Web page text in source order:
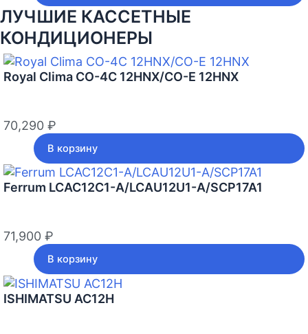
ЛУЧШИЕ КАССЕТНЫЕ
КОНДИЦИОНЕРЫ
Royal Clima CO-4C 12HNX/CO-E 12HNX
70,290 ₽
В корзину
Ferrum LCAC12C1-A/LCAU12U1-A/SCP17A1
71,900 ₽
В корзину
ISHIMATSU AC12H